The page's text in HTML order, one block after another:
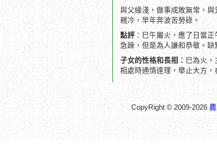
與父緣淺，做事成敗無常，
親冷，早年奔波苦勞碌。
點評 ：巳午屬火，應了日當
急躁，但是為人謙和恭敬。
子女的性格和長相： 巳為火
相處時通情達理，舉止大方
CopyRight © 2009-2026